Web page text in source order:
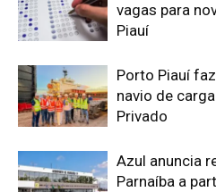
vagas para
Piauí
Porto Piauí
navio de
Privado
Azul anuncia
Parnaíba a